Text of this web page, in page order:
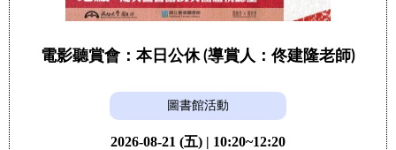
電影聽賞會：本日公休 (導賞人：佟建隆老師)
圖書館活動
2026-08-21 (五) | 10:20~12:20